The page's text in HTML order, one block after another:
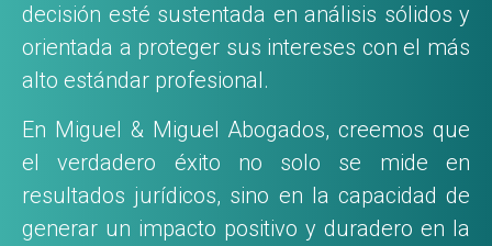
decisión esté sustentada en análisis sólidos y
orientada a proteger sus intereses con el más
alto estándar profesional.
En Miguel & Miguel Abogados, creemos que
el verdadero éxito no solo se mide en
resultados jurídicos, sino en la capacidad de
generar un impacto positivo y duradero en la